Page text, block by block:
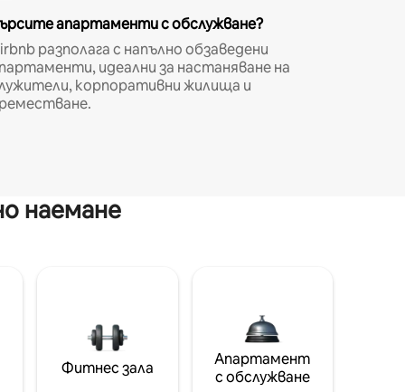
апартаменти с обслужване?
разполага с напълно обзаведени
идеални за настаняване на
корпоративни жилища и
наемане
Фитнес зала
Апартамент
с обслужване